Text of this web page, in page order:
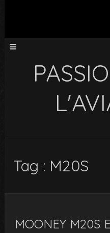
Tag : M20S
MOONEY M20S